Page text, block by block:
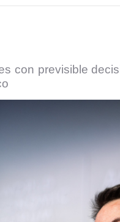
con previsible